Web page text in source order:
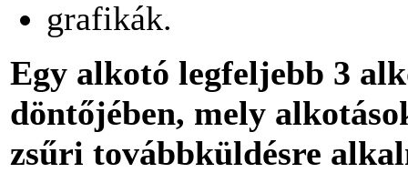
grafikák.
Egy alkotó legfeljebb 3
döntőjében, mely
zsűri továbbküldésre